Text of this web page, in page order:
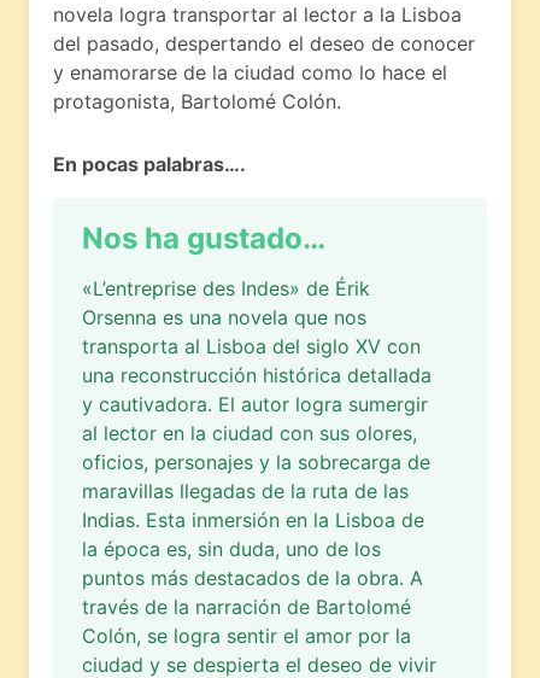
novela logra transportar al lector a la Lisboa
del pasado, despertando el deseo de conocer
y enamorarse de la ciudad como lo hace el
protagonista, Bartolomé Colón.
En pocas palabras….
Nos ha gustado…
«L’entreprise des Indes» de Érik
Orsenna es una novela que nos
transporta al Lisboa del siglo XV con
una reconstrucción histórica detallada
y cautivadora. El autor logra sumergir
al lector en la ciudad con sus olores,
oficios, personajes y la sobrecarga de
maravillas llegadas de la ruta de las
Indias. Esta inmersión en la Lisboa de
la época es, sin duda, uno de los
puntos más destacados de la obra. A
través de la narración de Bartolomé
Colón, se logra sentir el amor por la
ciudad y se despierta el deseo de vivir